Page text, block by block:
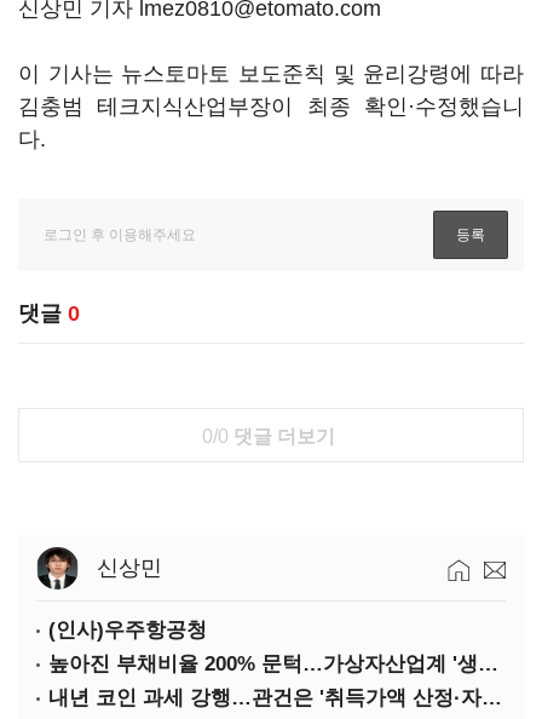
신상민 기자 lmez0810@etomato.com
이 기사는 뉴스토마토 보도준칙 및 윤리강령에 따라
김충범 테크지식산업부장이 최종 확인·수정했습니
다.
댓글 0
0/0 댓글 더보기
신상민
(인사)우주항공청
높아진 부채비율 200% 문턱…가상자산업계 '생존 시험대'
내년 코인 과세 강행…관건은 '취득가액 산정·자산 이동'